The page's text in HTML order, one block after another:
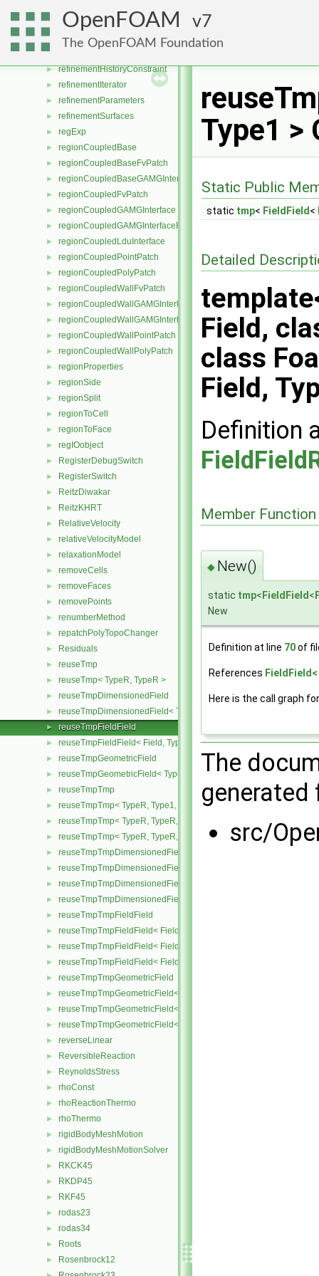
OpenFOAM 7
The OpenFOAM Foundation
► refinementDistanceData
► refinementFeatures
►
► refinementHistoryConstraint
► refinementIterator
► refinementParameters
► refinementSurfaces
► regExp
► regionCoupledBase
► regionCoupledBaseFvPatch
► regionCoupledBaseGAMGInterface
► regionCoupledFvPatch
► regionCoupledGAMGInterface
► regionCoupledGAMGInterfaceField
► regionCoupledLduInterface
► regionCoupledPointPatch
► regionCoupledPolyPatch
► regionCoupledWallFvPatch
► regionCoupledWallGAMGInterface
► regionCoupledWallGAMGInterfaceField
► regionCoupledWallPointPatch
► regionCoupledWallPolyPatch
► regionProperties
► regionSide
► regionSplit
► regionToCell
► regionToFace
► regIOobject
► RegisterDebugSwitch
► RegisterSwitch
► ReitzDiwakar
► ReitzKHRT
► RelativeVelocity
► relativeVelocityModel
► relaxationModel
► removeCells
► removeFaces
► removePoints
► renumberMethod
► repatchPolyTopoChanger
► Residuals
► reuseTmp
► reuseTmp< TypeR, TypeR >
► reuseTmpDimensionedField
► reuseTmpDimensionedField< TypeR, TypeR, GeoMesh >
► reuseTmpFieldField
► reuseTmpFieldField< Field, TypeR, TypeR >
► reuseTmpGeometricField
► reuseTmpGeometricField< TypeR, TypeR, PatchField, GeoMesh >
► reuseTmpTmp
► reuseTmpTmp< TypeR, Type1, Type12, TypeR >
► reuseTmpTmp< TypeR, TypeR, TypeR, Type2 >
► reuseTmpTmp< TypeR, TypeR, TypeR, TypeR >
► reuseTmpTmpDimensionedField
► reuseTmpTmpDimensionedField< TypeR, Type1, Type12, TypeR,
► reuseTmpTmpDimensionedField< TypeR, TypeR, TypeR, Type2,
► reuseTmpTmpDimensionedField< TypeR, TypeR, TypeR, TypeR,
► reuseTmpTmpFieldField
► reuseTmpTmpFieldField< Field, TypeR, Type1, Type12, TypeR >
► reuseTmpTmpFieldField< Field, TypeR, TypeR, TypeR, Type2 >
► reuseTmpTmpFieldField< Field, TypeR, TypeR, TypeR, TypeR >
► reuseTmpTmpGeometricField
► reuseTmpTmpGeometricField< TypeR, Type1, Type12, TypeR,
► reuseTmpTmpGeometricField< TypeR, TypeR, TypeR, Type2,
► reuseTmpTmpGeometricField< TypeR, TypeR, TypeR, TypeR,
► reverseLinear
► ReversibleReaction
► ReynoldsStress
► rhoConst
► rhoReactionThermo
► rhoThermo
► rigidBodyMeshMotion
► rigidBodyMeshMotionSolver
► RKCK45
► RKDP45
► RKF45
► rodas23
► rodas34
► Roots
► Rosenbrock12
Type1 >
Static Public
static tmp< FieldField <
Detailed
Field,
class
Field,
Definition
Member
◆ New()
static tmp< FieldField <
New
Definition at line 70of
References
Here is the call graph
The
src/